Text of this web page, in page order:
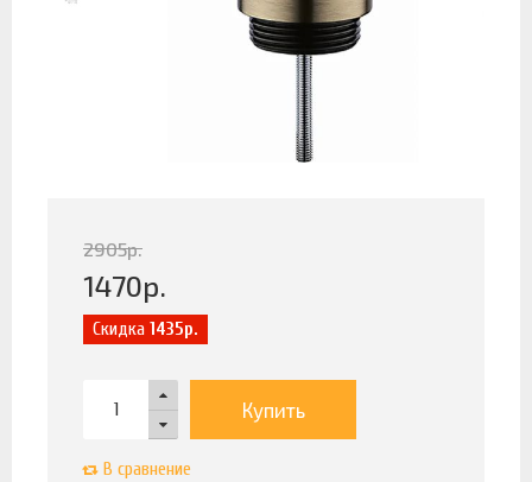
2905р.
1470р.
Скидка 1435р.
Купить
В сравнение